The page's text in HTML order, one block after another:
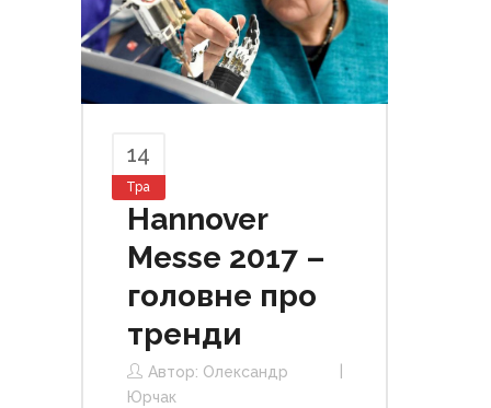
14
Тра
Hannover
Messe 2017 –
головне про
тренди
Автор: Олександр
Юрчак